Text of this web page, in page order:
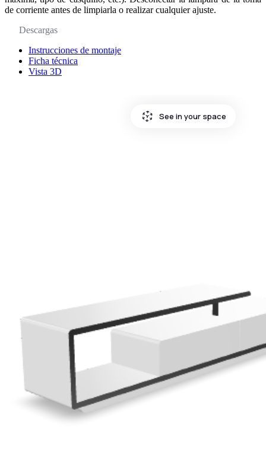
de corriente antes de limpiarla o realizar cualquier ajuste.
Descargas
Instrucciones de montaje
Ficha técnica
Vista 3D